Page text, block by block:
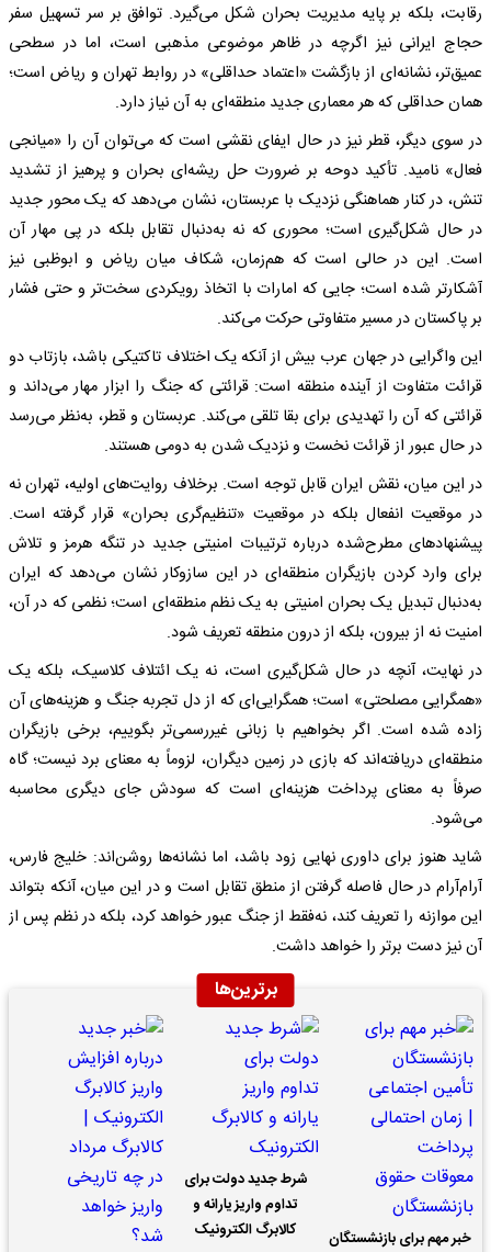
رقابت، بلکه بر پایه مدیریت بحران شکل می‌گیرد. توافق بر سر تسهیل سفر
حجاج ایرانی نیز اگرچه در ظاهر موضوعی مذهبی است، اما در سطحی
عمیق‌تر، نشانه‌ای از بازگشت «اعتماد حداقلی» در روابط تهران و ریاض است؛
همان حداقلی که هر معماری جدید منطقه‌ای به آن نیاز دارد.
در سوی دیگر، قطر نیز در حال ایفای نقشی است که می‌توان آن را «میانجی
فعال» نامید. تأکید دوحه بر ضرورت حل ریشه‌ای بحران و پرهیز از تشدید
تنش، در کنار هماهنگی نزدیک با عربستان، نشان می‌دهد که یک محور جدید
در حال شکل‌گیری است؛ محوری که نه به‌دنبال تقابل بلکه در پی مهار آن
است. این در حالی است که هم‌زمان، شکاف میان ریاض و ابوظبی نیز
آشکارتر شده است؛ جایی که امارات با اتخاذ رویکردی سخت‌تر و حتی فشار
بر پاکستان در مسیر متفاوتی حرکت می‌کند.
این واگرایی در جهان عرب بیش از آنکه یک اختلاف تاکتیکی باشد، بازتاب دو
قرائت متفاوت از آینده منطقه است: قرائتی که جنگ را ابزار مهار می‌داند و
قرائتی که آن را تهدیدی برای بقا تلقی می‌کند. عربستان و قطر، به‌نظر می‌رسد
در حال عبور از قرائت نخست و نزدیک شدن به دومی هستند.
در این میان، نقش ایران قابل توجه است. برخلاف روایت‌های اولیه، تهران نه
در موقعیت انفعال بلکه در موقعیت «تنظیم‌گری بحران» قرار گرفته است.
پیشنهادهای مطرح‌شده درباره ترتیبات امنیتی جدید در تنگه هرمز و تلاش
برای وارد کردن بازیگران منطقه‌ای در این سازوکار نشان می‌دهد که ایران
به‌دنبال تبدیل یک بحران امنیتی به یک نظم منطقه‌ای است؛ نظمی که در آن،
امنیت نه از بیرون، بلکه از درون منطقه تعریف شود.
در نهایت، آنچه در حال شکل‌گیری است، نه یک ائتلاف کلاسیک، بلکه یک
«همگرایی مصلحتی» است؛ همگرایی‌ای که از دل تجربه جنگ و هزینه‌های آن
زاده شده است. اگر بخواهیم با زبانی غیررسمی‌تر بگوییم، برخی بازیگران
منطقه‌ای دریافته‌اند که بازی در زمین دیگران، لزوماً به معنای برد نیست؛ گاه
صرفاً به معنای پرداخت هزینه‌ای است که سودش جای دیگری محاسبه
می‌شود.
شاید هنوز برای داوری نهایی زود باشد، اما نشانه‌ها روشن‌اند: خلیج فارس،
آرام‌آرام در حال فاصله گرفتن از منطق تقابل است و در این میان، آنکه بتواند
این موازنه را تعریف کند، نه‌فقط از جنگ عبور خواهد کرد، بلکه در نظم پس از
آن نیز دست برتر را خواهد داشت.
برترین‌ها
خبر مهم برای بازنشستگان
شرط جدید دولت برای
تداوم واریز یارانه و
کالابرگ الکترونیک